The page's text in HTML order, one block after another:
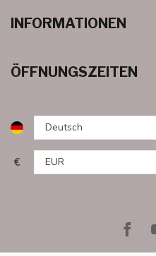
INFORMATIONEN
ÖFFNUNGSZEITEN
€